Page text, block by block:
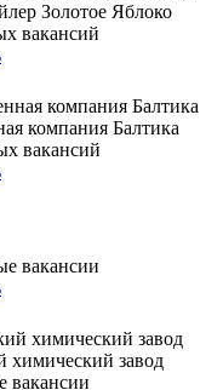
Золотое Яблоко
вакансий
компания Балтика
вакансий
вакансии
химический завод
вакансии